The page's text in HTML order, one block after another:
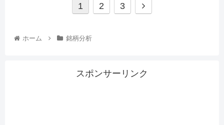
1 2 3
ホーム 銘柄分析
スポンサーリンク